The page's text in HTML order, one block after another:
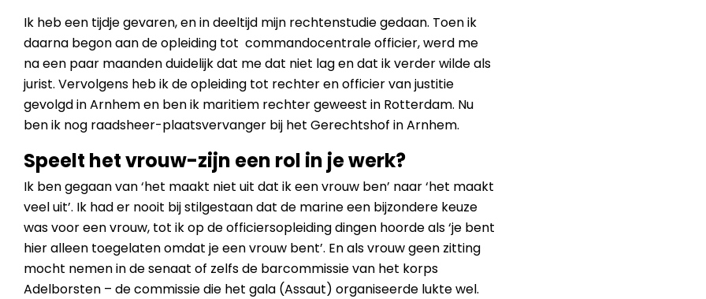
Ik heb een tijdje gevaren, en in deeltijd mijn rechtenstudie gedaan. Toen ik
daarna begon aan de opleiding tot commandocentrale officier, werd me
na een paar maanden duidelijk dat me dat niet lag en dat ik verder wilde als
jurist. Vervolgens heb ik de opleiding tot rechter en officier van justitie
gevolgd in Arnhem en ben ik maritiem rechter geweest in Rotterdam. Nu
ben ik nog raadsheer-plaatsvervanger bij het Gerechtshof in Arnhem.
Speelt het vrouw-zijn een rol in je werk?
Ik ben gegaan van ‘het maakt niet uit dat ik een vrouw ben’ naar ‘het maakt
veel uit’. Ik had er nooit bij stilgestaan dat de marine een bijzondere keuze
was voor een vrouw, tot ik op de officiersopleiding dingen hoorde als ‘je bent
hier alleen toegelaten omdat je een vrouw bent’. En als vrouw geen zitting
mocht nemen in de senaat of zelfs de barcommissie van het korps
Adelborsten – de commissie die het gala (Assaut) organiseerde lukte wel.